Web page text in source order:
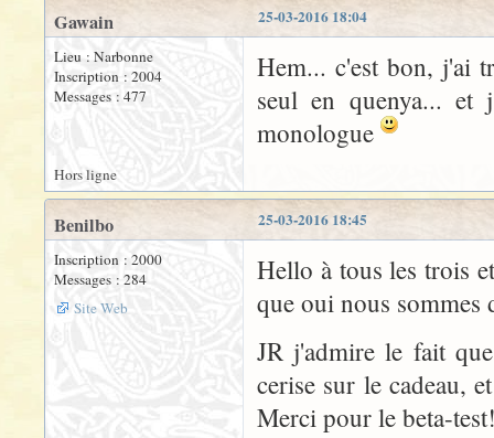
25-03-2016 18:04
Gawain
Lieu : Narbonne
Inscription : 2004
Messages : 477
Hem... c'est bon, j'ai
seul en quenya... et
monologue
Hors ligne
25-03-2016 18:45
Benilbo
Inscription : 2000
Messages : 284
Site Web
Hello à tous les trois
que oui nous sommes
JR j'admire le fait
cerise sur le cadeau,
Merci pour le beta-